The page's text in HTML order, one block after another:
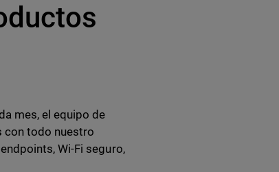
mes, el equipo de
con todo nuestro
Wi-Fi seguro,